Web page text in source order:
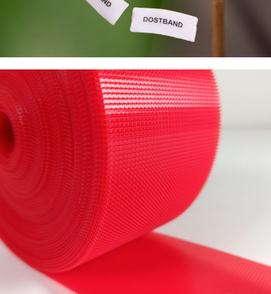
Frekansa Uygun Enjeksiyon